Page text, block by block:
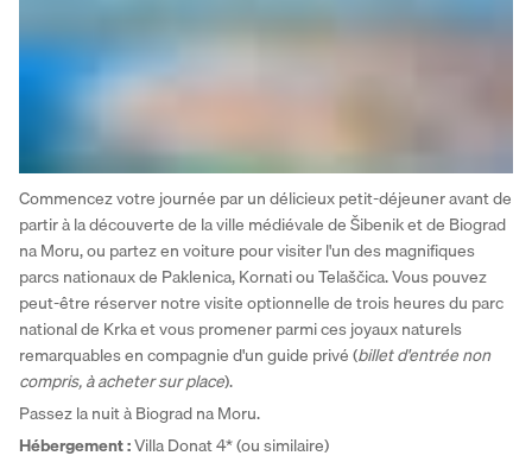
Commencez votre journée par un délicieux petit-déjeuner avant de
partir à la découverte de la ville médiévale de Šibenik et de Biograd
na Moru, ou partez en voiture pour visiter l'un des magnifiques
parcs nationaux de Paklenica, Kornati ou Telaščica. Vous pouvez
peut-être réserver notre visite optionnelle de trois heures du parc
national de Krka et vous promener parmi ces joyaux naturels
remarquables en compagnie d'un guide privé (billet d'entrée non
compris, à acheter sur place).
Passez la nuit à Biograd na Moru.
Hébergement : Villa Donat 4* (ou similaire)